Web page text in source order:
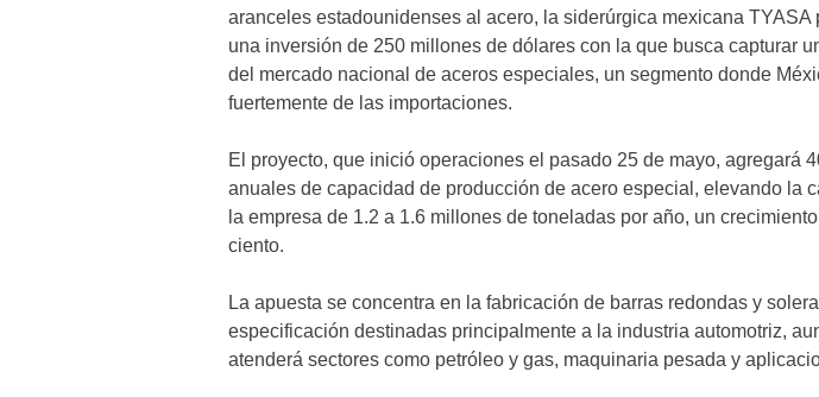
aranceles estadounidenses al acero, la siderúrgica mexicana TYASA
una inversión de 250 millones de dólares con la que busca capturar
del mercado nacional de aceros especiales, un segmento donde
fuertemente de las importaciones.
El proyecto, que inició operaciones el pasado 25 de mayo, agregará
anuales de capacidad de producción de acero especial, elevando la
la empresa de 1.2 a 1.6 millones de toneladas por año, un
ciento.
La apuesta se concentra en la fabricación de barras redondas y
especificación destinadas principalmente a la industria automotriz,
atenderá sectores como petróleo y gas, maquinaria pesada y